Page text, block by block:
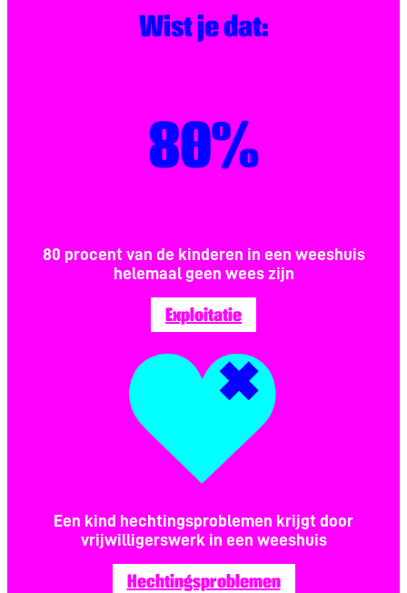
Wist je dat:
80%
80 procent van de kinderen in een weeshuis
helemaal geen wees zijn
Exploitatie
Een kind hechtingsproblemen krijgt door
vrijwilligerswerk in een weeshuis
Hechtingsproblemen